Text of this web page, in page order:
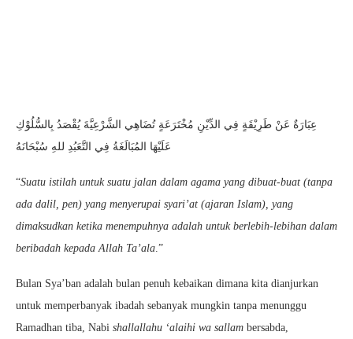
عِبَارَةٌ عَنْ طَرِيْقَةٍ فِي الدِّيْنِ مُخْتَرَعَةٍ تُضَاهِي الشَّرْعِيَّةَ يُقْصَدُ بِالسُّلُوْكِ
عَلَيْهَا المُبَالَغَةُ فِي التَّعَبُدِ للهِ سُبْحَانَهُ
“Suatu istilah untuk suatu jalan dalam agama yang dibuat-buat (tanpa
ada dalil, pen) yang menyerupai syari’at (ajaran Islam), yang
dimaksudkan ketika menempuhnya adalah untuk berlebih-lebihan dalam
beribadah kepada Allah Ta’ala.”
Bulan Sya’ban adalah bulan penuh kebaikan dimana kita dianjurkan
untuk memperbanyak ibadah sebanyak mungkin tanpa menunggu
Ramadhan tiba, Nabi shallallahu ‘alaihi wa sallam bersabda,